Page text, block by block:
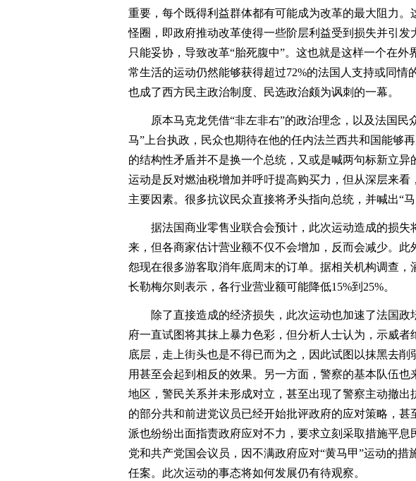
重要，每个既得利益群体都有可能成为改革的最大阻力
怪圈，即政府推动改革使得一些阶层利益受到损失并引发
只能妥协，导致改革“胎死腹中”。这也就是这样一个在
常生活的运动仍然能够获得超过72%的法国人支持或同情
也成了西方民主政治制度、民选政治颇为讽刺的一幕。
原本马克龙凭借“非左非右”的政治理念，以及法国民
马”上台执政，民众也期待在他的任内法兰西共和国能够
的结构性矛盾并不是换一个总统，又或是喊两句标新立
运动是反对燃油税增加并呼吁提高购买力，但从深层来
主要因素。很多抗议民众直接将矛头指向总统，并喊出“马
据法国商业零售业联合会预计，此次运动造成的损失
来，但各商家估计营业额不仅不会增加，反而会减少。
怨现在很多游客取消年底周末的订单。据相关机构调查
长勒梅尔则表示，各行业营业额可能降低15%到25%。
除了直接造成的经济损失，此次运动也加速了法国政
府一直试图将其抹上暴力色彩，但分析人士认为，示威
底层，走上街头也是不得已而为之，因此试图以抹黑去
用甚至会起到相反的效果。另一方面，警察的基本队伍
地区，警民关系并未形成对立，甚至出现了警察主动撤
的部分共和前进党议员已经开始批评政府的应对策略，
派也纷纷出面指责政府应对不力，要求立刻采取措施平
党和共产党国会议员，因不满政府应对“黄马甲”运动的
任案。此次运动的事态将如何发展仍有待观察。